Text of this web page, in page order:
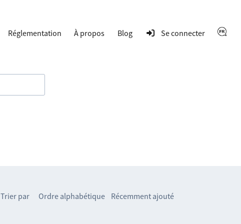
Réglementation À propos Blog Se connecter
Trier par Ordre alphabétique Récemment ajouté